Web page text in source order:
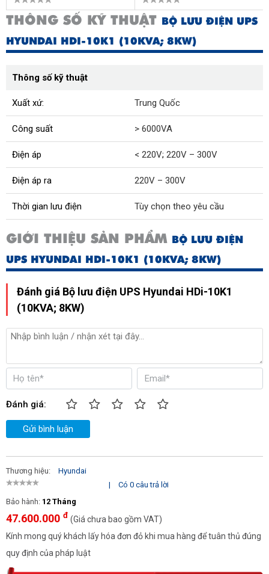
THÔNG SỐ KỸ THUẬT BỘ LƯU ĐIỆN UPS
HYUNDAI HDI-10K1 (10KVA; 8KW)
Thông số kỹ thuật
Xuất xứ: Trung Quốc
Công suất > 6000VA
Điện áp < 220V; 220V – 300V
Điện áp ra 220V – 300V
Thời gian lưu điện Tùy chọn theo yêu cầu
GIỚI THIỆU SẢN PHẨM BỘ LƯU ĐIỆN
UPS HYUNDAI HDI-10K1 (10KVA; 8KW)
Đánh giá Bộ lưu điện UPS Hyundai HDi-10K1
(10KVA; 8KW)
Đánh giá:
Gửi bình luận
Thương hiệu:
Hyundai
|
Có 0 câu trả lời
Bảo hành: 12 Tháng
47.600.000 đ (Giá chưa bao gồm VAT)
Kính mong quý khách lấy hóa đơn đỏ khi mua hàng để tuân thủ đúng
quy định của pháp luật